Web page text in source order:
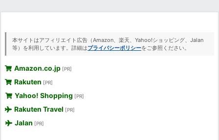
本サイトはアフィリエイト広告（Amazon、楽天、Yahoo!ショッピング、Jalan
等）を利用しています。詳細はプライバシーポリシーをご参照ください。
Amazon.co.jp [PR]
Rakuten [PR]
Yahoo! Shopping [PR]
Rakuten Travel [PR]
Jalan [PR]